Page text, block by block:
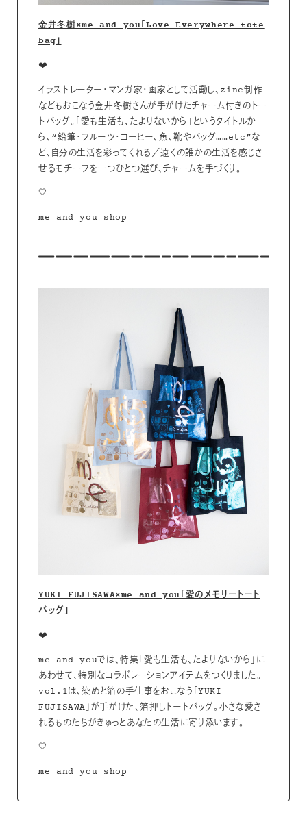
金井冬樹×me and you「Love Everywhere tote
bag」
❤️
イラストレーター・マンガ家・画家として活動し、zine制作
などもおこなう金井冬樹さんが手がけたチャーム付きのトー
トバッグ。「愛も生活も、たよりないから」というタイトルか
ら、“鉛筆・フルーツ・コーヒー、魚、靴やバッグ……etc”な
ど、自分の生活を彩ってくれる／遠くの誰かの生活を感じさ
せるモチーフを一つひとつ選び、チャームを手づくり。
🤍
me and you shop
YUKI FUJISAWA×me and you「愛のメモリートート
バッグ」
❤️
me and youでは、特集「愛も生活も、たよりないから」に
あわせて、特別なコラボレーションアイテムをつくりました。
vol.1は、染めと箔の手仕事をおこなう「YUKI
FUJISAWA」が手がけた、箔押しトートバッグ。小さな愛さ
れるものたちがきゅっとあなたの生活に寄り添います。
🤍
me and you shop